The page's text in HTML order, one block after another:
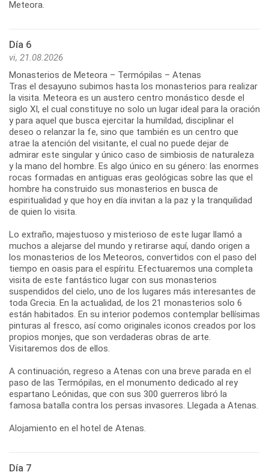
Día 6
vi, 21.08.2026
Monasterios de Meteora – Termópilas – Atenas
Tras el desayuno subimos hasta los monasterios para realizar
la visita. Meteora es un austero centro monástico desde el
siglo XI, el cual constituye no solo un lugar ideal para la oración
y para aquel que busca ejercitar la humildad, disciplinar el
deseo o relanzar la fe, sino que también es un centro que
atrae la atención del visitante, el cual no puede dejar de
admirar este singular y único caso de simbiosis de naturaleza
y la mano del hombre. Es algo único en su género: las enormes
rocas formadas en antiguas eras geológicas sobre las que el
hombre ha construido sus monasterios en busca de
espiritualidad y que hoy en día invitan a la paz y la tranquilidad
de quien lo visita.
Lo extraño, majestuoso y misterioso de este lugar llamó a
muchos a alejarse del mundo y retirarse aquí, dando origen a
los monasterios de los Meteoros, convertidos con el paso del
tiempo en oasis para el espíritu. Efectuaremos una completa
visita de este fantástico lugar con sus monasterios
suspendidos del cielo, uno de los lugares más interesantes de
toda Grecia. En la actualidad, de los 21 monasterios solo 6
están habitados. En su interior podemos contemplar bellísimas
pinturas al fresco, así como originales iconos creados por los
propios monjes, que son verdaderas obras de arte.
Visitaremos dos de ellos.
A continuación, regreso a Atenas con una breve parada en el
paso de las Termópilas, en el monumento dedicado al rey
espartano Leónidas, que con sus 300 guerreros libró la
famosa batalla contra los persas invasores. Llegada a Atenas.
Día 7